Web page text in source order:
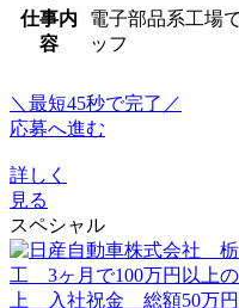
仕事内
容
電子部品系工場
ッフ
＼最短45秒で完了／
応募へ進む
詳しく
見る
スペシャル